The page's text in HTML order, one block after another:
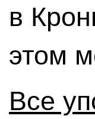
в
этом
Все